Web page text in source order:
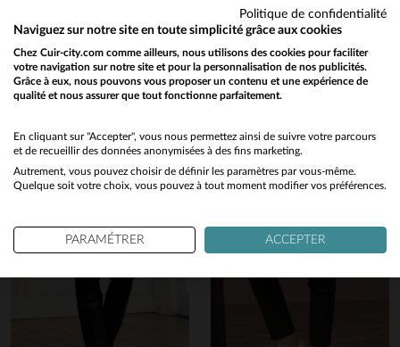
en cliquant ici
étoiles
3 étoiles
0
2étoiles
0
Trier les avis
VOIR L’AVIS D’ORIGINE
Signaler
Beau pantalon en cuir
Avis du 04/10/2024 , suite à une
expérience du 26/09/2024 par
UTILE(0) Signaler
Vous aimerez également…
Découvrez ces produits similaires sélectionnés pour vous
Would you like to be redirected to our English site?
No
Yes
Politique de confidentialité
Naviguez sur notre site en toute simplicité grâce aux cookies
Chez Cuir-city.com comme ailleurs, nous utilisons des cookies pour faciliter
votre navigation sur notre site et pour la personnalisation de nos publicités.
Grâce à eux, nous pouvons vous proposer un contenu et une expérience de
qualité et nous assurer que tout fonctionne parfaitement.
En cliquant sur "Accepter", vous nous permettez ainsi de suivre votre parcours
et de recueillir des données anonymisées à des fins marketing.
Autrement, vous pouvez choisir de définir les paramètres par vous-même.
Quelque soit votre choix, vous pouvez à tout moment modifier vos préférences.
PARAMÉTRER ACCEPTER